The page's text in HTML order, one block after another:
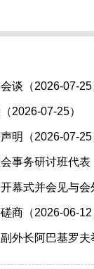
谈（2026-07-25
2026-07-25）
明（2026-07-25
事务研讨班代表
幕式并会见与会
商（2026-06-12
外长阿巴基罗夫